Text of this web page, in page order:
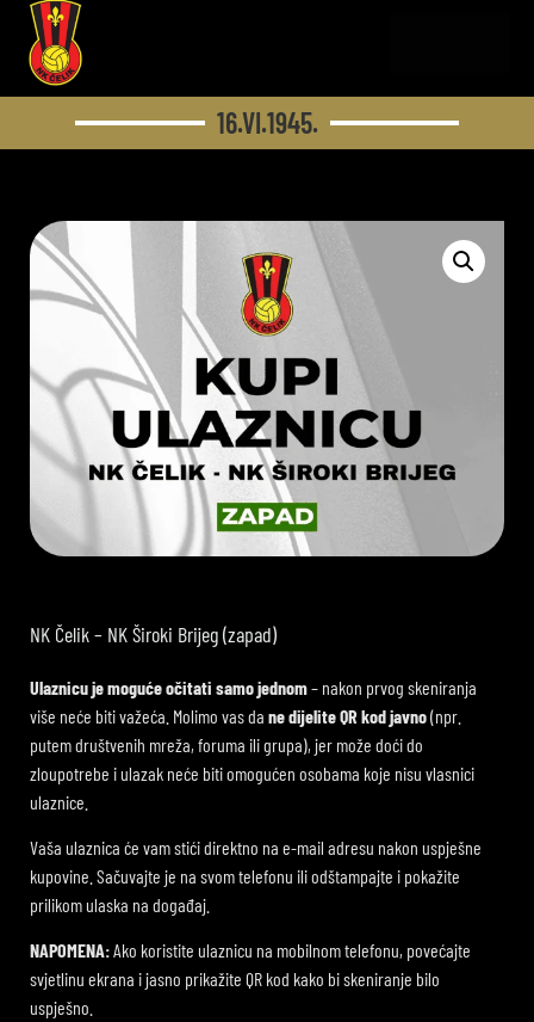
16.VI.1945.
NK Čelik – NK Široki Brijeg (zapad)
Ulaznicu je moguće očitati samo jednom– nakon prvog skeniranja
više neće biti važeća. Molimo vas da ne dijelite QR kod javno(npr.
putem društvenih mreža, foruma ili grupa), jer može doći do
zloupotrebe i ulazak neće biti omogućen osobama koje nisu vlasnici
ulaznice.
Vaša ulaznica će vam stići direktno na e-mail adresu nakon uspješne
kupovine. Sačuvajte je na svom telefonu ili odštampajte i pokažite
prilikom ulaska na događaj.
NAPOMENA:Ako koristite ulaznicu na mobilnom telefonu, povećajte
svjetlinu ekrana i jasno prikažite QR kod kako bi skeniranje bilo
uspješno.